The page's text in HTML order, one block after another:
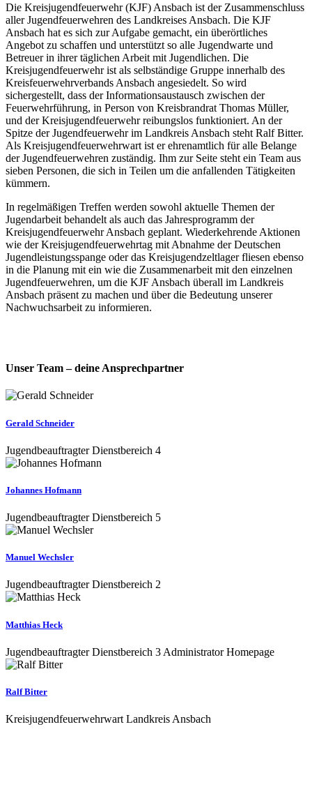
Die Kreisjugendfeuerwehr (KJF) Ansbach ist der Zusammenschluss
aller Jugendfeuerwehren des Landkreises Ansbach. Die KJF
Ansbach hat es sich zur Aufgabe gemacht, ein überörtliches
Angebot zu schaffen und unterstützt so alle Jugendwarte und
Betreuer in ihrer täglichen Arbeit mit Jugendlichen. Die
Kreisjugendfeuerwehr ist als selbständige Gruppe innerhalb des
Kreisfeuerwehrverbands Ansbach angesiedelt. So wird
sichergestellt, dass der Informationsaustausch zwischen der
Feuerwehrführung, in Person von Kreisbrandrat Thomas Müller,
und der Kreisjugendfeuerwehr reibungslos funktioniert. An der
Spitze der Jugendfeuerwehr im Landkreis Ansbach steht Ralf Bitter.
Als Kreisjugendfeuerwehrwart ist er ehrenamtlich für alle Belange
der Jugendfeuerwehren zuständig. Ihm zur Seite steht ein Team aus
sieben Personen, die sich in Teilen um die anfallenden Tätigkeiten
kümmern.
In regelmäßigen Treffen werden sowohl aktuelle Themen der
Jugendarbeit behandelt als auch das Jahresprogramm der
Kreisjugendfeuerwehr Ansbach geplant. Wiederkehrende Aktionen
wie der Kreisjugendfeuerwehrtag mit Abnahme der Deutschen
Jugendleistungsspange oder das Kreisjugendzeltlager fliesen ebenso
in die Planung mit ein wie die Zusammenarbeit mit den einzelnen
Jugendfeuerwehren, um die KJF Ansbach überall im Landkreis
Ansbach präsent zu machen und über die Bedeutung unserer
Nachwuchsarbeit zu informieren.
Unser Team – deine Ansprechpartner
Gerald Schneider
Jugendbeauftragter Dienstbereich 4
Johannes Hofmann
Jugendbeauftragter Dienstbereich 5
Manuel Wechsler
Jugendbeauftragter Dienstbereich 2
Matthias Heck
Jugendbeauftragter Dienstbereich 3 Administrator Homepage
Ralf Bitter
Kreisjugendfeuerwehrwart Landkreis Ansbach